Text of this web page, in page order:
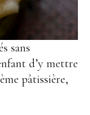
sans
d’y mettre
pâtissière,